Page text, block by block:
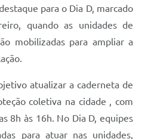
para o Dia D, marcado
quando as unidades de
mobilizadas para ampliar a
atualizar a caderneta de
coletiva na cidade , com
8h às 16h. No Dia D, equipes
para atuar nas unidades,